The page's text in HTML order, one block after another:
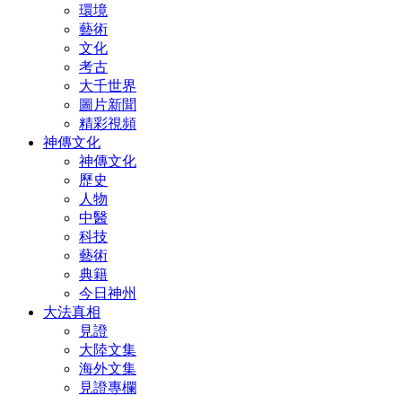
環境
藝術
文化
考古
大千世界
圖片新聞
精彩視頻
神傳文化
神傳文化
歷史
人物
中醫
科技
藝術
典籍
今日神州
大法真相
見證
大陸文集
海外文集
見證專欄